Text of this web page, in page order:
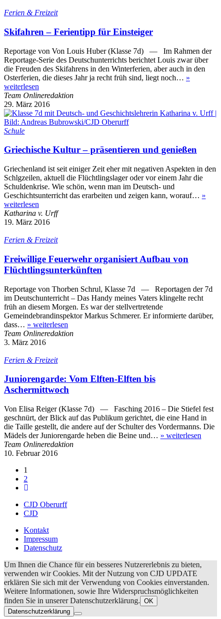
Ferien & Freizeit
Skifahren – Ferientipp für Einsteiger
Reportage von Von Louis Huber (Klasse 7d) — Im Rahmen der
Reportage-Serie des Deutschunterrichts berichtet Louis zwar über
die Freuden des Skifahrens in den Winterferien, aber auch in den
Osterferien, die dieses Jahr ja recht früh sind, liegt noch… »
weiterlesen
Team Onlineredaktion
29. März 2016
Schule
Griechische Kultur – präsentieren und genießen
Griechenland ist seit einiger Zeit eher mit negativen Aspekten in den
Schlgzeilen, aktuell die Flüchtlingslager oder vor einem Jahr die
Schuldenkrise. Wie schön, wenn man im Deutsch- und
Geschichtsunterricht das erarbeiten und zeigen kann, worauf… »
weiterlesen
Katharina v. Urff
19. März 2016
Ferien & Freizeit
Freiwillige Feuerwehr organisiert Aufbau von
Flüchtlingsunterkünften
Reportage von Thorben Schrul, Klasse 7d — Reportagen der 7d
im Deutschunterricht – Das Handy meines Vaters klingelte recht
früh an diesem Morgen. Es war der stellvertretende
Gemeindebrandinspektor Markus Schmerer. Er informierte darüber,
dass… » weiterlesen
Team Onlineredaktion
3. März 2016
Ferien & Freizeit
Juniorengarde: Vom Elften-Elften bis
Aschermittwoch
Von Elisa Reiger (Klasse 7d) — Fasching 2016 – Die Stiefel fest
geschnürt, der Blick auf das Publikum gerichtet, die eine Hand in
die Taille gestellt, die andere auf der Schulter des Vordermanns. Die
Mädels der Juniorengarde heben die Beine und… » weiterlesen
Team Onlineredaktion
10. Februar 2016
1
2
CJD Oberurff
CJD
Kontakt
Impressum
Datenschutz
Um Ihnen die Chance für ein besseres Nutzererlebnis zu bieten,
verwenden wir Cookies. Mit der Nutzung von CJD UPDATE
erklären Sie sich mit der Verwendung von Cookies einverstanden.
Weitere Informationen, sowie Ihre Widerspruchsmöglichkeiten
finden Sie in unserer Datenschutzerklärung. OK
Datenschutzerklärung